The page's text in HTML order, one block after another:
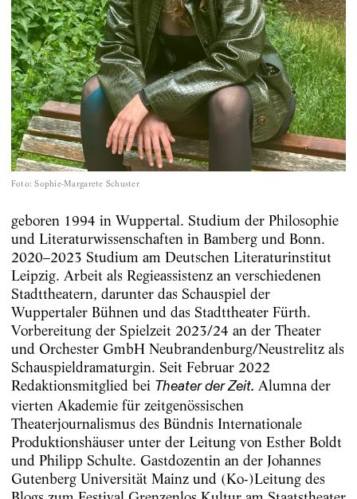
Foto: Sophie-Margarete Schuster
geboren 1994 in Wuppertal. Studium der Philosophie
und Literaturwissenschaften in Bamberg und Bonn.
2020–2023 Studium am Deutschen Literaturinstitut
Leipzig. Arbeit als Regieassistenz an verschiedenen
Stadttheatern, darunter das Schauspiel der
Wuppertaler Bühnen und das Stadttheater Fürth.
Vorbereitung der Spielzeit 2023/24 an der Theater
und Orchester GmbH Neubrandenburg/Neustrelitz als
Schauspieldramaturgin. Seit Februar 2022
Redaktionsmitglied bei Theater der Zeit. Alumna der
vierten Akademie für zeitgenössischen
Theaterjournalismus des Bündnis Internationale
Produktionshäuser unter der Leitung von Esther Boldt
und Philipp Schulte. Gastdozentin an der Johannes
Gutenberg Universität Mainz und (Ko-)Leitung des